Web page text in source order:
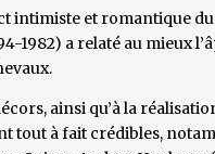
intimiste et romantique
1982) a relaté au mieux
ainsi qu’à la
tout à fait crédibles,